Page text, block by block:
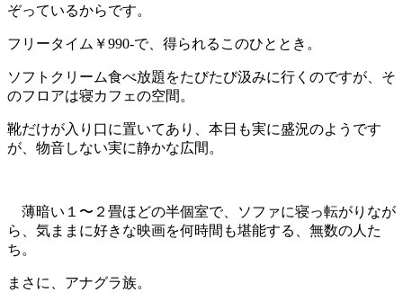
ぞっているからです。
フリータイム￥990-で、得られるこのひととき。
ソフトクリーム食べ放題をたびたび汲みに行くのですが、そ
のフロアは寝カフェの空間。
靴だけが入り口に置いてあり、本日も実に盛況のようです
が、物音しない実に静かな広間。
薄暗い１〜２畳ほどの半個室で、ソファに寝っ転がりなが
ら、気ままに好きな映画を何時間も堪能する、無数の人た
ち。
まさに、アナグラ族。